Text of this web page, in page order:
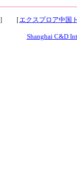
］ ［ エクスプロア中国
Shanghai C&D